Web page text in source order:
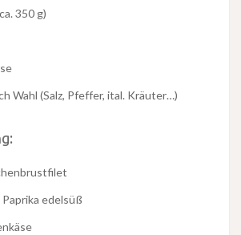
350 g)
Wahl (Salz, Pfeffer, ital. Kräuter…)
Paprika edelsüß